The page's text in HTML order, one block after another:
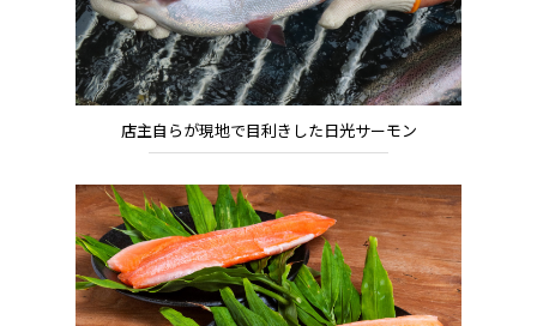
店主自らが現地で目利きした日光サーモン